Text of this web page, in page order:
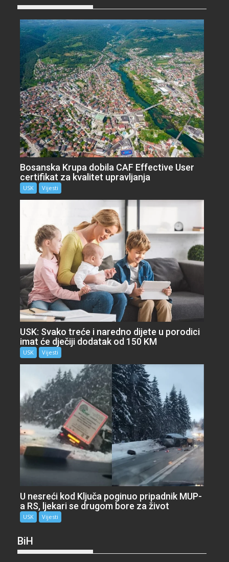
Bosanska Krupa dobila CAF Effective User
certifikat za kvalitet upravljanja
USK Vijesti
USK: Svako treće i naredno dijete u porodici
imat će dječiji dodatak od 150 KM
USK Vijesti
U nesreći kod Ključa poginuo pripadnik MUP-
a RS, ljekari se drugom bore za život
USK Vijesti
BiH